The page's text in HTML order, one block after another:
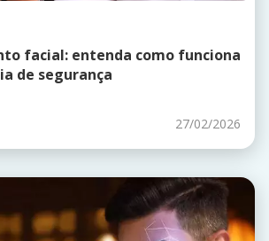
facial: entenda como funciona
de segurança
27/02/2026